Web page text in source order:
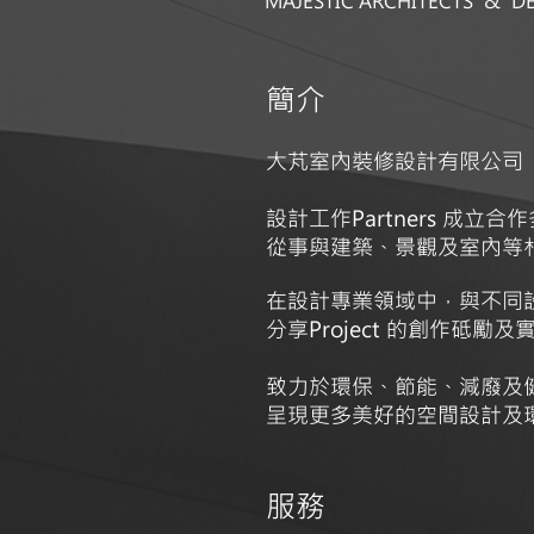
簡介
大芃室內裝修設計有限公司
設計工作Partners 成立合作
從事與建築、景觀及室內
在設計專業領域中，與不
分享Project 的創作砥勵及
致力於環保、節能、減廢
呈現更多美好的空間設計
​服務